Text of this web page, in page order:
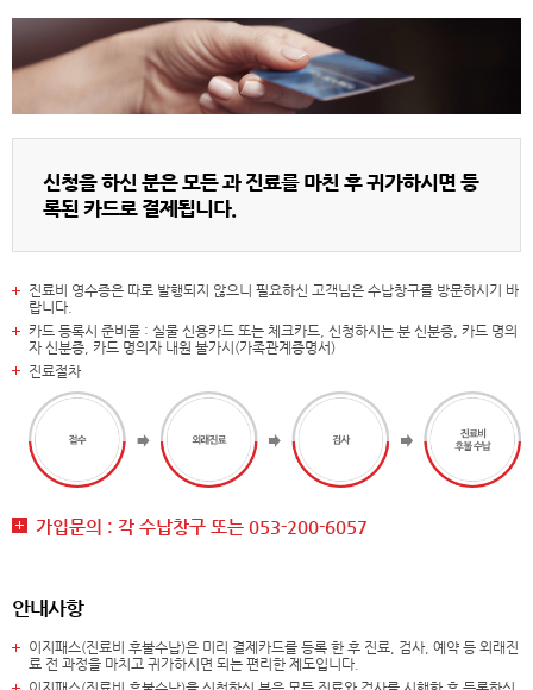
신청을 하신 분은 모든 과 진료를 마친 후 귀가하시면 등
록된 카드로 결제됩니다.
진료비 영수증은 따로 발행되지 않으니 필요하신 고객님은 수납창구를 방문하시기 바
랍니다.
카드 등록시 준비물 : 실물 신용카드 또는 체크카드, 신청하시는 분 신분증, 카드 명의
자 신분증, 카드 명의자 내원 불가시(가족관계증명서)
진료절차
가입문의 : 각 수납창구 또는 053-200-6057
안내사항
이지패스(진료비 후불수납)은 미리 결제카드를 등록 한 후 진료, 검사, 예약 등 외래진
료 전 과정을 마치고 귀가하시면 되는 편리한 제도입니다.